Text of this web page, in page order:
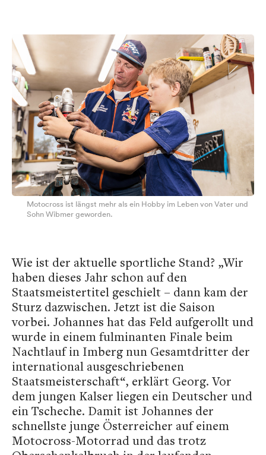
Motocross ist längst mehr als ein Hobby im Leben von Vater und
Sohn Wibmer geworden.
Wie ist der aktuelle sportliche Stand? „Wir
haben dieses Jahr schon auf den
Staatsmeistertitel geschielt – dann kam der
Sturz dazwischen. Jetzt ist die Saison
vorbei. Johannes hat das Feld aufgerollt und
wurde in einem fulminanten Finale beim
Nachtlauf in Imberg nun Gesamtdritter der
international ausgeschriebenen
Staatsmeisterschaft“, erklärt Georg. Vor
dem jungen Kalser liegen ein Deutscher und
ein Tscheche. Damit ist Johannes der
schnellste junge Österreicher auf einem
Motocross-Motorrad und das trotz